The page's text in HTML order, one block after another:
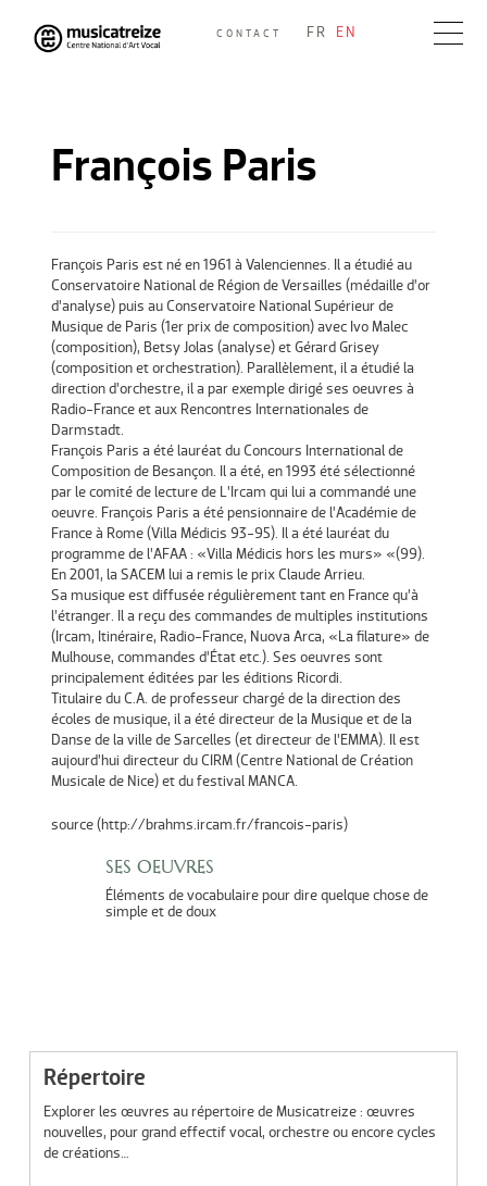
Skip
to
CONTACT FR EN
François Paris
François Paris est né en 1961 à Valenciennes. Il a étudié au
Conservatoire National de Région de Versailles (médaille d’or
d’analyse) puis au Conservatoire National Supérieur de
Musique de Paris (1er prix de composition) avec Ivo Malec
(composition), Betsy Jolas (analyse) et Gérard Grisey
(composition et orchestration). Parallèlement, il a étudié la
direction d’orchestre, il a par exemple dirigé ses oeuvres à
Radio-France et aux Rencontres Internationales de
Darmstadt.
François Paris a été lauréat du Concours International de
Composition de Besançon. Il a été, en 1993 été sélectionné
par le comité de lecture de L’Ircam qui lui a commandé une
oeuvre. François Paris a été pensionnaire de l’Académie de
France à Rome (Villa Médicis 93-95). Il a été lauréat du
programme de l’AFAA : «Villa Médicis hors les murs» «(99).
En 2001, la SACEM lui a remis le prix Claude Arrieu.
Sa musique est diffusée régulièrement tant en France qu’à
l’étranger. Il a reçu des commandes de multiples institutions
(Ircam, Itinéraire, Radio-France, Nuova Arca, «La filature» de
Mulhouse, commandes d’État etc.). Ses oeuvres sont
principalement éditées par les éditions Ricordi.
Titulaire du C.A. de professeur chargé de la direction des
écoles de musique, il a été directeur de la Musique et de la
Danse de la ville de Sarcelles (et directeur de l’EMMA). Il est
aujourd’hui directeur du CIRM (Centre National de Création
Musicale de Nice) et du festival MANCA.
source (http://brahms.ircam.fr/francois-paris)
SES OEUVRES
Éléments de vocabulaire pour dire quelque chose de
simple et de doux
Répertoire
Explorer les œuvres au répertoire de Musicatreize : œuvres
nouvelles, pour grand effectif vocal, orchestre ou encore cycles
de créations…